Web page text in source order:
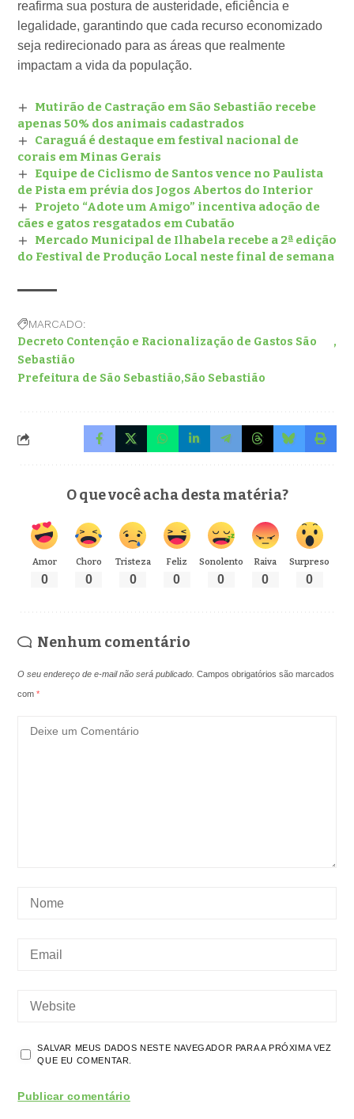
reafirma sua postura de austeridade, eficiência e
legalidade, garantindo que cada recurso economizado
seja redirecionado para as áreas que realmente
impactam a vida da população.
Mutirão de Castração em São Sebastião recebe
apenas 50% dos animais cadastrados
Caraguá é destaque em festival nacional de
corais em Minas Gerais
Equipe de Ciclismo de Santos vence no Paulista
de Pista em prévia dos Jogos Abertos do Interior
Projeto “Adote um Amigo” incentiva adoção de
cães e gatos resgatados em Cubatão
Mercado Municipal de Ilhabela recebe a 2ª edição
do Festival de Produção Local neste final de semana
MARCADO:
Decreto Contenção e Racionalização de Gastos São
Sebastião
Prefeitura de São Sebastião São Sebastião
O que você acha desta matéria?
Amor
0
Choro
0
Tristeza
0
Feliz
0
Sonolento
0
Raiva
0
Surpreso
0
Nenhum comentário
O seu endereço de e-mail não será publicado. Campos obrigatórios são marcados
com*
SALVAR MEUS DADOS NESTE NAVEGADOR PARA A PRÓXIMA VEZ
QUE EU COMENTAR.